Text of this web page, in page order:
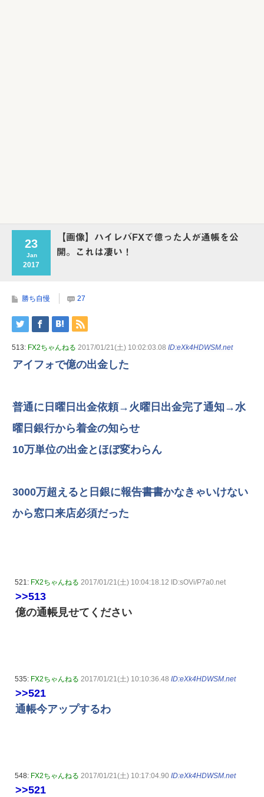
23
Jan
2017
【画像】ハイレバFXで億った人が通帳を公
開。これは凄い！
勝ち自慢 27
513: FX2ちゃんねる 2017/01/21(土) 10:02:03.08 ID:eXk4HDWSM.net
アイフォで億の出金した
普通に日曜日出金依頼→火曜日出金完了通知→水
曜日銀行から着金の知らせ
10万単位の出金とほぼ変わらん
3000万超えると日銀に報告書書かなきゃいけない
から窓口来店必須だった
521: FX2ちゃんねる 2017/01/21(土) 10:04:18.12 ID:sOVi/P7a0.net
>>513
億の通帳見せてください
535: FX2ちゃんねる 2017/01/21(土) 10:10:36.48 ID:eXk4HDWSM.net
>>521
通帳今アップするわ
548: FX2ちゃんねる 2017/01/21(土) 10:17:04.90 ID:eXk4HDWSM.net
>>521